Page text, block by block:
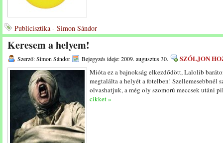
Publicisztika - Simon Sándor
Keresem a helyem!
Szerző: Simon Sándor Bejegyzés ideje: 2009. augusztus 30. SZÓLJON
Mióta ez a bajnokság elkezdődött, Lalolib
megtalálta a helyét a fotelben! Szellemesebbnél
olvashatjuk, a még oly szomorú meccsek utáni
cikket »